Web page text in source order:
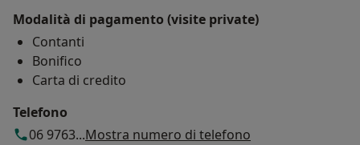
Modalità di pagamento (visite private)
Contanti
Bonifico
Carta di credito
Telefono
06 9763...Mostra numero di telefono